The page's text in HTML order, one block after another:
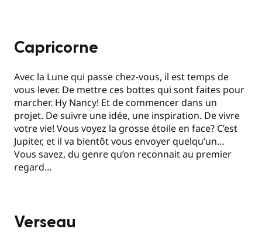
Capricorne
Avec la Lune qui passe chez-vous, il est temps de
vous lever. De mettre ces bottes qui sont faites pour
marcher. Hy Nancy! Et de commencer dans un
projet. De suivre une idée, une inspiration. De vivre
votre vie! Vous voyez la grosse étoile en face? C’est
Jupiter, et il va bientôt vous envoyer quelqu’un…
Vous savez, du genre qu’on reconnait au premier
regard…
Verseau